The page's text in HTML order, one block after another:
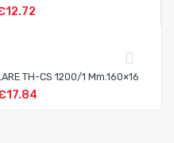
12.72
TH-CS 1200/1 Mm.160×16
17.84